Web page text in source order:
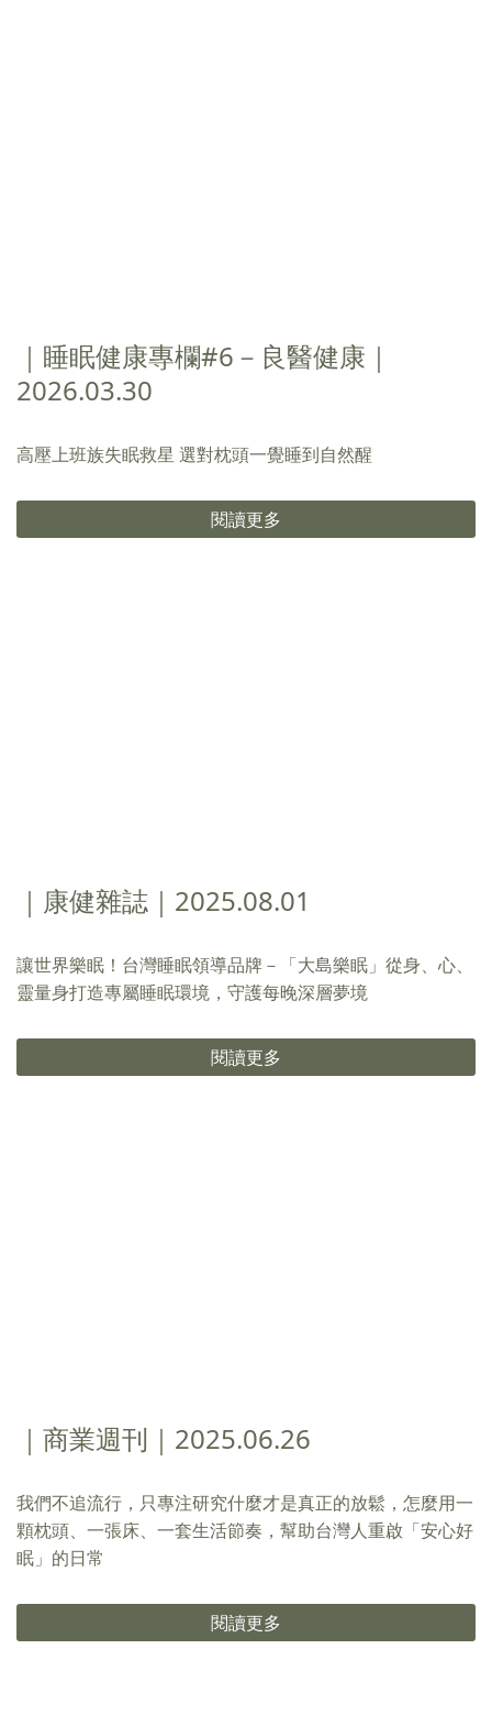
｜睡眠健康專欄#6－良醫健康｜
2026.03.30
高壓上班族失眠救星 選對枕頭一覺睡到自然醒
閱讀更多
｜康健雜誌｜2025.08.01
讓世界樂眠！台灣睡眠領導品牌－「大島樂眠」從身、心、
靈量身打造專屬睡眠環境，守護每晚深層夢境
閱讀更多
｜商業週刊｜2025.06.26
我們不追流行，只專注研究什麼才是真正的放鬆，怎麼用一
顆枕頭、一張床、一套生活節奏，幫助台灣人重啟「安心好
眠」的日常
閱讀更多